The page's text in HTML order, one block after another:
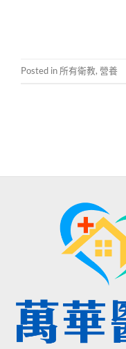
Posted in 所有衛教, 營養